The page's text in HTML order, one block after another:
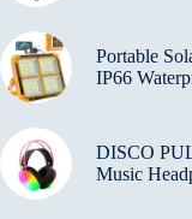
Portable
IP66
DISCO
Music